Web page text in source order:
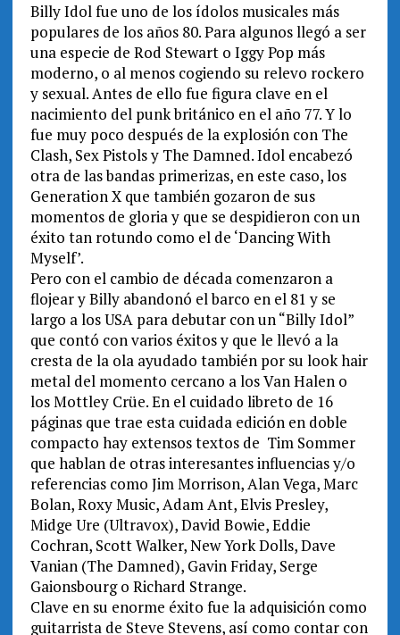
Billy Idol fue uno de los ídolos musicales más
populares de los años 80. Para algunos llegó a ser
una especie de Rod Stewart o Iggy Pop más
moderno, o al menos cogiendo su relevo rockero
y sexual. Antes de ello fue figura clave en el
nacimiento del punk británico en el año 77. Y lo
fue muy poco después de la explosión con The
Clash, Sex Pistols y The Damned. Idol encabezó
otra de las bandas primerizas, en este caso, los
Generation X que también gozaron de sus
momentos de gloria y que se despidieron con un
éxito tan rotundo como el de ‘Dancing With
Myself’.
Pero con el cambio de década comenzaron a
flojear y Billy abandonó el barco en el 81 y se
largo a los USA para debutar con un “Billy Idol”
que contó con varios éxitos y que le llevó a la
cresta de la ola ayudado también por su look hair
metal del momento cercano a los Van Halen o
los Mottley Crüe. En el cuidado libreto de 16
páginas que trae esta cuidada edición en doble
compacto hay extensos textos de Tim Sommer
que hablan de otras interesantes influencias y/o
referencias como Jim Morrison, Alan Vega, Marc
Bolan, Roxy Music, Adam Ant, Elvis Presley,
Midge Ure (Ultravox), David Bowie, Eddie
Cochran, Scott Walker, New York Dolls, Dave
Vanian (The Damned), Gavin Friday, Serge
Gaionsbourg o Richard Strange.
Clave en su enorme éxito fue la adquisición como
guitarrista de Steve Stevens, así como contar con